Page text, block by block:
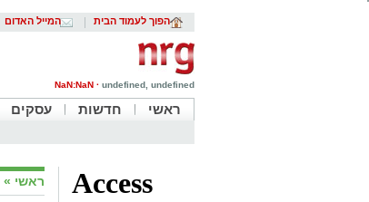
הפוך לעמוד הבית המייל האדום
NaN:NaN · undefined, undefined
ראשי
חדשות עסקים
ראשי »